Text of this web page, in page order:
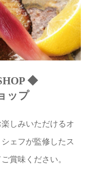
◆
ップ
しみいただけるオ
ェフが監修したス
賞味ください。